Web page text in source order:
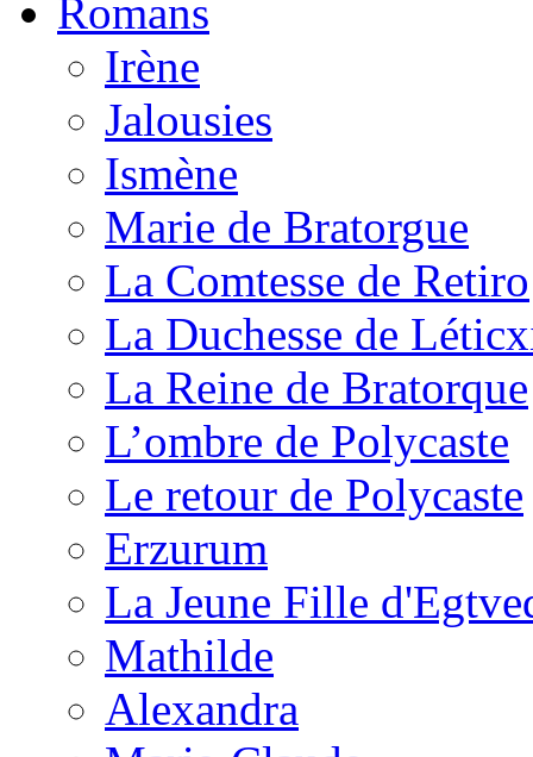
Romans
Irène
Jalousies
Ismène
Marie de Bratorgue
La Comtesse de Retiro
La Duchesse de
La Reine de Bratorque
L’ombre de Polycaste
Le retour de Polycaste
Erzurum
La Jeune Fille
Mathilde
Alexandra